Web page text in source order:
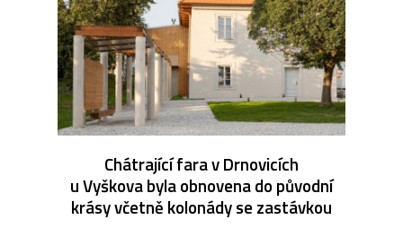
Chátrající fara v Drnovicích
u Vyškova byla obnovena do původní
krásy včetně kolonády se zastávkou